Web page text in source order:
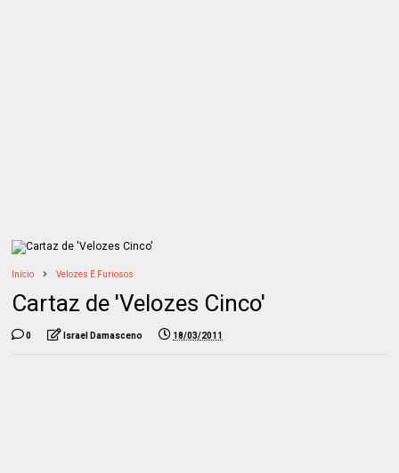
Início Velozes E Furiosos
Cartaz de 'Velozes Cinco'
0 Israel Damasceno 18/03/2011